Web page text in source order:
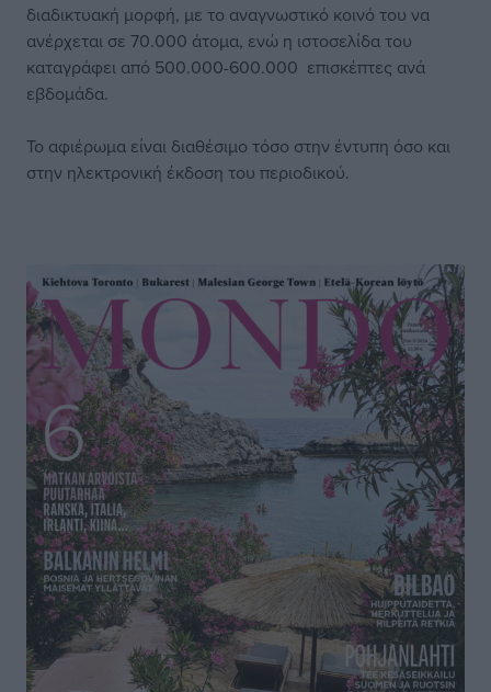
διαδικτυακή μορφή, με το αναγνωστικό κοινό του να
ανέρχεται σε 70.000 άτομα, ενώ η ιστοσελίδα του
καταγράφει από 500.000-600.000 επισκέπτες ανά
εβδομάδα.
Το αφιέρωμα είναι διαθέσιμο τόσο στην έντυπη όσο και
στην ηλεκτρονική έκδοση του περιοδικού.